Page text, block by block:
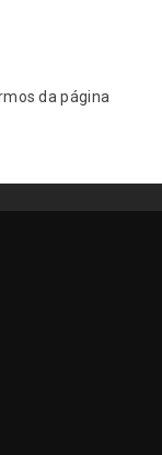
da página